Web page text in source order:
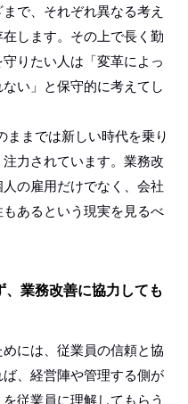
で、それぞれ異なる考え
します。その上で長く勤
りたい人は「変革によっ
い」と保守的に考えてし
ままでは新しい時代を乗り
力されています。業務改
の雇用だけでなく、会社
あるという現実を見るべ
業務改善に協力しても
には、従業員の信頼と協
、経営陣や管理する側が
従業員に理解してもらう